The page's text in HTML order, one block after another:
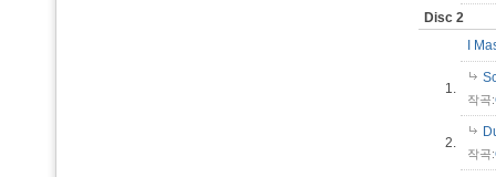
Disc 2
I
1.
작곡:
2.
작곡: